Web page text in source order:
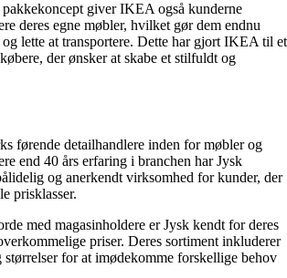
giver IKEA også kunderne
deres egne møbler, hvilket gør dem endnu
lette at transportere. Dette har gjort IKEA til et
der ønsker at skabe et stilfuldt og
førende detailhandlere inden for møbler og
end 40 års erfaring i branchen har Jysk
og anerkendt virksomhed for kunder, der
prisklasser.
med magasinholdere er Jysk kendt for deres
priser. Deres sortiment inkluderer
for at imødekomme forskellige behov